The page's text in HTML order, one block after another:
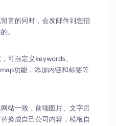
言的同时，会发邮件到您指
。
可自定义keywords、
功能，添加内链和标签等
站一致，前端图片、文字后
换成自己公司内容，模板自